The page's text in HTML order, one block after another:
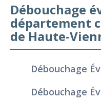
Débouchage
département
de Haute-
Débouchage
Débouchage